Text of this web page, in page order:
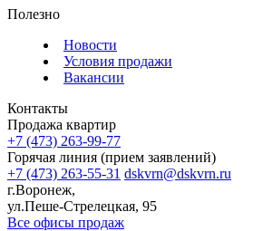
Полезно
Новости
Условия продажи
Вакансии
Контакты
Продажа квартир
+7 (473) 263-99-77
Горячая линия (прием заявлений)
+7 (473) 263-55-31 dskvrn@dskvrn.ru
г.Воронеж,
ул.Пеше-Стрелецкая, 95
Все офисы продаж